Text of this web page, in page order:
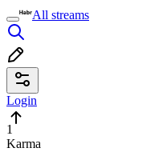
All streams
Login
1
Karma